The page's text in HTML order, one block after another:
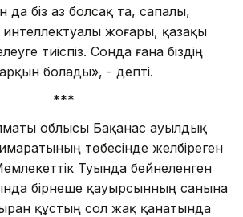
біз аз болсақ та, сапалы,
интеллектуалы жоғары, қазақы
тиіспіз. Сонда ғана біздің
болады», - депті.
***
облысы Бақанас ауылдық
ғимаратының төбесінде желбіреген
Туында бейнеленген
бірнеше қауырсынның санына
құстың сол жақ қанатында